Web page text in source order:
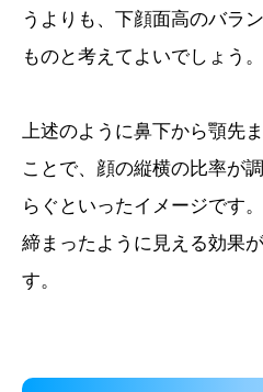
うよりも、下顔面高のバラ
ものと考えてよいでしょう。
上述のように鼻下から顎先
ことで、顔の縦横の比率が
らぐといったイメージです
締まったように見える効果
す。